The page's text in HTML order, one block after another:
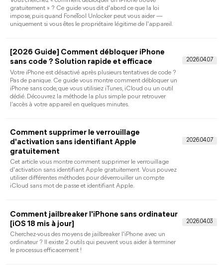
Découvrez comment voir un mot de passe mail sur iPhone
avec les réglages iOS, le Trousseau iCloud ou FoneTool
Unlocker.
Comment partager un mot de passe Wi-Fi
d'un iPhone vers un PC Windows ?
Guide complet pour partager un mot de passe Wi-Fi iphone
vers pc : méthodes iOS, solutions PC et QR Code pour
transférer l’accès Wi-Fi.
Retrouver mot de passe Wi-Fi iPhone iOS 15 :
4 solutions efficaces
Vous utilisez un iPhone sous iOS 15 et vous souhaitez retrouver
un mot de passe Wi-Fi enregistré, mais aucune option ne
s’affiche dans les réglages ? C’est normal : cette fonction
récupérer ce mot de passe selon votre situation.
Comment afficher ou voir le mot de passe